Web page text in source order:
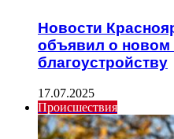
Новости
объявил о новом
благоустройству
17.07.2025
Происшествия